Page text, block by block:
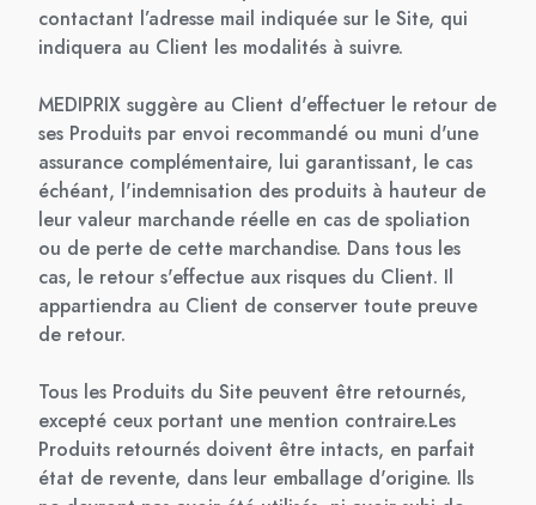
contactant l’adresse mail indiquée sur le Site, qui
indiquera au Client les modalités à suivre.
MEDIPRIX suggère au Client d'effectuer le retour de
ses Produits par envoi recommandé ou muni d'une
assurance complémentaire, lui garantissant, le cas
échéant, l'indemnisation des produits à hauteur de
leur valeur marchande réelle en cas de spoliation
ou de perte de cette marchandise. Dans tous les
cas, le retour s'effectue aux risques du Client. Il
appartiendra au Client de conserver toute preuve
de retour.
Tous les Produits du Site peuvent être retournés,
excepté ceux portant une mention contraire.Les
Produits retournés doivent être intacts, en parfait
état de revente, dans leur emballage d'origine. Ils